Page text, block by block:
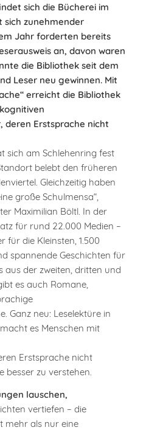
sich die Bücherei im
zunehmender
Jahr forderten bereits
an, davon waren
die Bibliothek seit dem
Leser neu gewinnen. Mit
erreicht die Bibliothek
deren Erstsprache nicht
sich am Schlehenring fest
belebt den früheren
Gleichzeitig haben
große Schulmensa“,
Maximilian Böltl. In der
für rund 22.000 Medien –
für die Kleinsten, 1.500
spannende Geschichten für
aus der zweiten, dritten und
es auch Romane,
Ganz neu: Leselektüre in
macht es Menschen mit
Erstsprache nicht
besser zu verstehen.
lauschen,
vertiefen – die
mehr als nur eine